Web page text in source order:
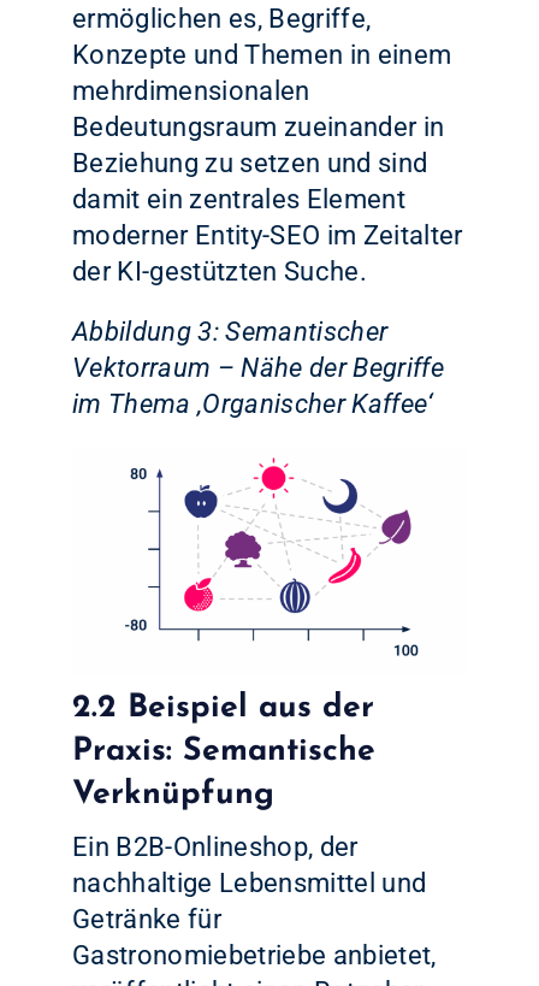
ermöglichen es, Begriffe,
Konzepte und Themen in einem
mehrdimensionalen
Bedeutungsraum zueinander in
Beziehung zu setzen und sind
damit ein zentrales Element
moderner Entity-SEO im Zeitalter
der KI-gestützten Suche.
Abbildung 3: Semantischer
Vektorraum – Nähe der Begriffe
im Thema ‚Organischer Kaffee‘
2.2 Beispiel aus der
Praxis: Semantische
Verknüpfung
Ein B2B-Onlineshop, der
nachhaltige Lebensmittel und
Getränke für
Gastronomiebetriebe anbietet,